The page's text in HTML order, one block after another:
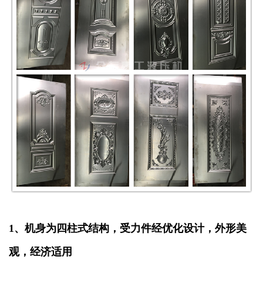
1、机身为四柱式结构，受力件经优化设计，外形美
观，经济适用